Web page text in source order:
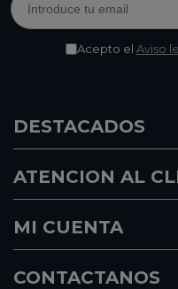
Acepto el Aviso
DESTACADOS
ATENCION AL
MI CUENTA
CONTACTANOS